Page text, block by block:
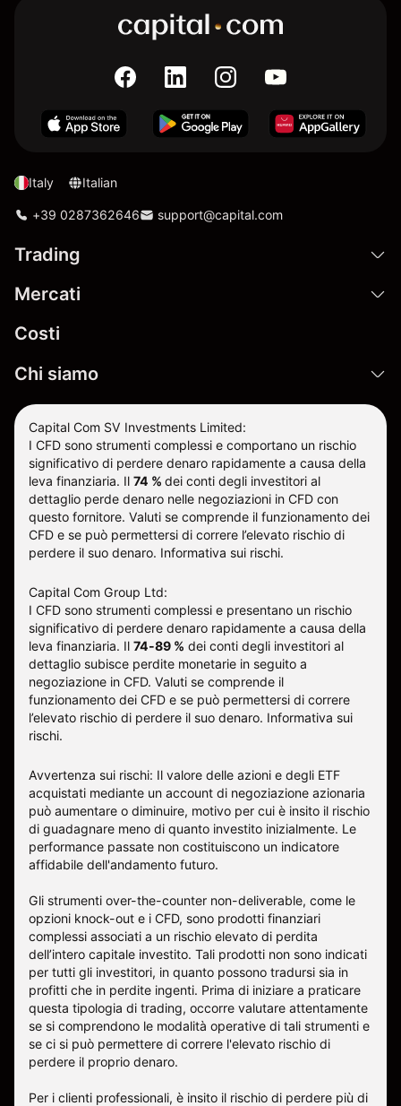
Italy Italian
+39 0287362646 support@capital.com
Trading
Mercati
Costi
Chi siamo
Capital Com SV Investments Limited:
I CFD sono strumenti complessi e comportano un rischio
significativo di perdere denaro rapidamente a causa della
leva finanziaria. Il 74 % dei conti degli investitori al
dettaglio perde denaro nelle negoziazioni in CFD con
questo fornitore. Valuti se comprende il funzionamento dei
CFD e se può permettersi di correre l’elevato rischio di
perdere il suo denaro. Informativa sui rischi.
Capital Com Group Ltd:
I CFD sono strumenti complessi e presentano un rischio
significativo di perdere denaro rapidamente a causa della
leva finanziaria. Il 74-89 % dei conti degli investitori al
dettaglio subisce perdite monetarie in seguito a
negoziazione in CFD. Valuti se comprende il
funzionamento dei CFD e se può permettersi di correre
l’elevato rischio di perdere il suo denaro. Informativa sui
rischi.
Avvertenza sui rischi: Il valore delle azioni e degli ETF
acquistati mediante un account di negoziazione azionaria
può aumentare o diminuire, motivo per cui è insito il rischio
di guadagnare meno di quanto investito inizialmente. Le
performance passate non costituiscono un indicatore
affidabile dell'andamento futuro.
Gli strumenti over-the-counter non-deliverable, come le
opzioni knock-out e i CFD, sono prodotti finanziari
complessi associati a un rischio elevato di perdita
dell’intero capitale investito. Tali prodotti non sono indicati
per tutti gli investitori, in quanto possono tradursi sia in
profitti che in perdite ingenti. Prima di iniziare a praticare
questa tipologia di trading, occorre valutare attentamente
se si comprendono le modalità operative di tali strumenti e
se ci si può permettere di correre l'elevato rischio di
perdere il proprio denaro.
Per i clienti professionali, è insito il rischio di perdere più di